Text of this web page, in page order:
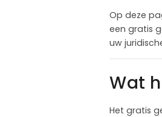
Op deze
een gratis
uw
Wat
Het gratis